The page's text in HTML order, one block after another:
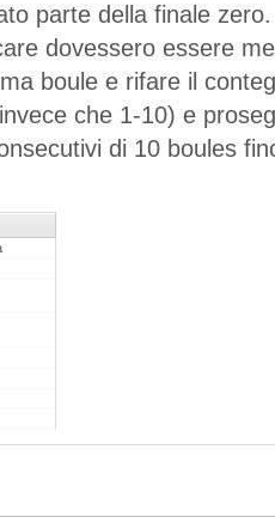
parte della finale zero.
dovessero essere
boule e rifare il
che 1-10) e
di 10 boules